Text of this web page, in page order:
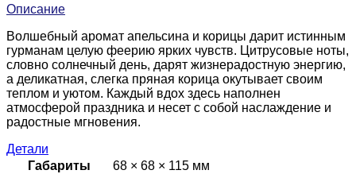
Описание
Волшебный аромат апельсина и корицы дарит истинным
гурманам целую феерию ярких чувств. Цитрусовые ноты,
словно солнечный день, дарят жизнерадостную энергию,
а деликатная, слегка пряная корица окутывает своим
теплом и уютом. Каждый вдох здесь наполнен
атмосферой праздника и несет с собой наслаждение и
радостные мгновения.
Детали
Габариты
68 × 68 × 115 мм